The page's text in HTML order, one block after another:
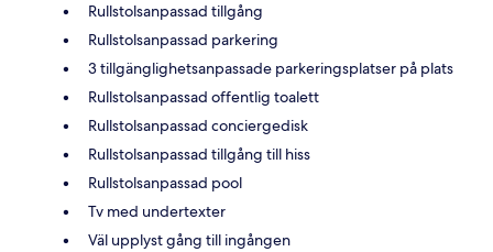
Rullstolsanpassad tillgång
Rullstolsanpassad parkering
3 tillgänglighetsanpassade parkeringsplatser på plats
Rullstolsanpassad offentlig toalett
Rullstolsanpassad conciergedisk
Rullstolsanpassad tillgång till hiss
Rullstolsanpassad pool
Tv med undertexter
Väl upplyst gång till ingången